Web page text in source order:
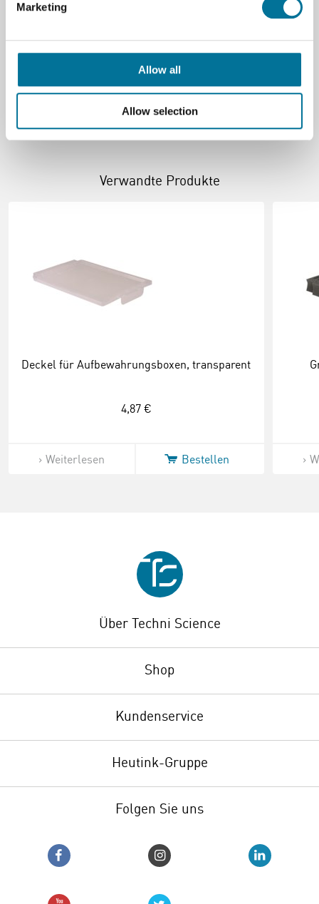
Marketing
Allow all
Allow selection
Transparant
Verwandte Produkte
Deckel für Aufbewahrungsboxen, transparent
4,87 €
Weiterlesen Bestellen
Über Techni Science
Shop
Kundenservice
Heutink-Gruppe
Folgen Sie uns